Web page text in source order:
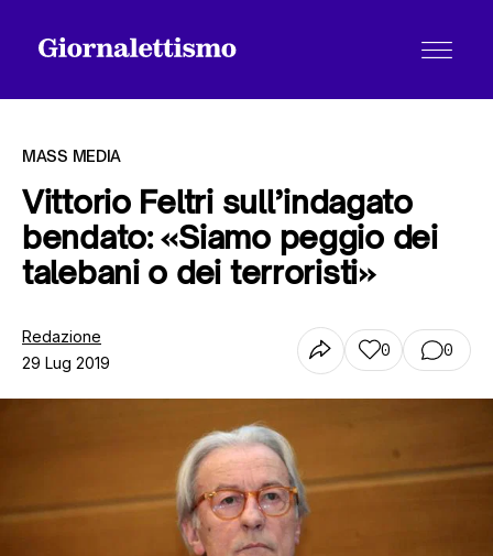
Tutti gli articoli
Chi siamo
MASS MEDIA
Vittorio Feltri sull’indagato
bendato: «Siamo peggio dei
talebani o dei terroristi»
Redazione
29 Lug 2019
0 0